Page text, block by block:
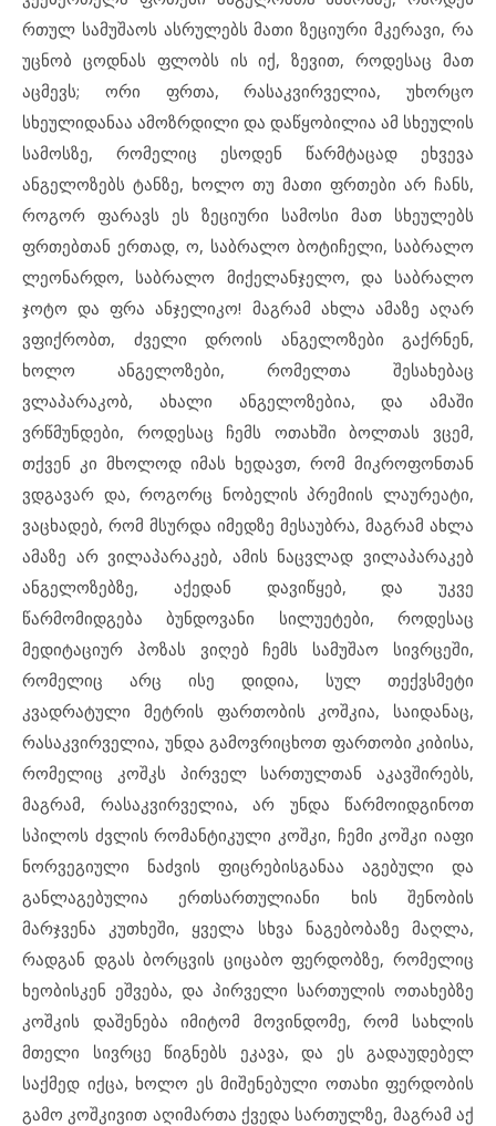
რთულ სამუშაოს ასრულებს მათი ზეციური მკერავი, რა
უცნობ ცოდნას ფლობს ის იქ, ზევით, როდესაც მათ
აცმევს; ორი ფრთა, რასაკვირველია, უხორცო
სხეულიდანაა ამოზრდილი და დაწყობილია ამ სხეულის
სამოსზე, რომელიც ესოდენ წარმტაცად ეხვევა
ანგელოზებს ტანზე, ხოლო თუ მათი ფრთები არ ჩანს,
როგორ ფარავს ეს ზეციური სამოსი მათ სხეულებს
ფრთებთან ერთად, ო, საბრალო ბოტიჩელი, საბრალო
ლეონარდო, საბრალო მიქელანჯელო, და საბრალო
ჯოტო და ფრა ანჯელიკო! მაგრამ ახლა ამაზე აღარ
ვფიქრობთ, ძველი დროის ანგელოზები გაქრნენ,
ხოლო ანგელოზები, რომელთა შესახებაც
ვლაპარაკობ, ახალი ანგელოზებია, და ამაში
ვრწმუნდები, როდესაც ჩემს ოთახში ბოლთას ვცემ,
თქვენ კი მხოლოდ იმას ხედავთ, რომ მიკროფონთან
ვდგავარ და, როგორც ნობელის პრემიის ლაურეატი,
ვაცხადებ, რომ მსურდა იმედზე მესაუბრა, მაგრამ ახლა
ამაზე არ ვილაპარაკებ, ამის ნაცვლად ვილაპარაკებ
ანგელოზებზე, აქედან დავიწყებ, და უკვე
წარმომიდგება ბუნდოვანი სილუეტები, როდესაც
მედიტაციურ პოზას ვიღებ ჩემს სამუშაო სივრცეში,
რომელიც არც ისე დიდია, სულ თექვსმეტი
კვადრატული მეტრის ფართობის კოშკია, საიდანაც,
რასაკვირველია, უნდა გამოვრიცხოთ ფართობი კიბისა,
რომელიც კოშკს პირველ სართულთან აკავშირებს,
მაგრამ, რასაკვირველია, არ უნდა წარმოიდგინოთ
სპილოს ძვლის რომანტიკული კოშკი, ჩემი კოშკი იაფი
ნორვეგიული ნაძვის ფიცრებისგანაა აგებული და
განლაგებულია ერთსართულიანი ხის შენობის
მარჯვენა კუთხეში, ყველა სხვა ნაგებობაზე მაღლა,
რადგან დგას ბორცვის ციცაბო ფერდობზე, რომელიც
ხეობისკენ ეშვება, და პირველი სართულის ოთახებზე
კოშკის დაშენება იმიტომ მოვინდომე, რომ სახლის
მთელი სივრცე წიგნებს ეკავა, და ეს გადაუდებელ
საქმედ იქცა, ხოლო ეს მიშენებული ოთახი ფერდობის
გამო კოშკივით აღიმართა ქვედა სართულზე, მაგრამ აქ